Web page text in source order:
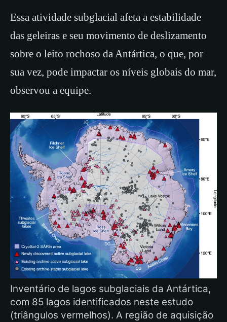
Essa atividade subglacial afeta a estabilidade
das geleiras e seu movimento de deslizamento
sobre o leito rochoso da Antártica, o que, por
sua vez, pode impactar os níveis globais do mar,
observou a equipe.
Inventário de lagos subglaciais da Antártica,
com 85 lagos identificados neste estudo
(triângulos vermelhos). A região de aquisição